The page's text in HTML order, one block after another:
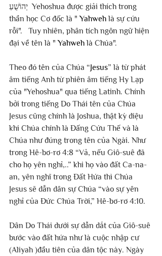
יְהוֹשֻׁעַ  Yehoshua được giải thích trong
thần học Cơ đốc là " Yahweh là sự cứu
rỗi".   Tuy nhiên, phân tích ngôn ngữ hiện
đại về tên là " Yahweh là Chúa".
Theo đó tên của Chúa “Jesus” là từ phát
âm tiếng Anh từ phiên âm tiếng Hy Lạp
của "Yehoshua" qua tiếng Latinh. Chính
bởi trong tiếng Do Thái tên của Chúa
Jesus cũng chính là Joshua, thật kỳ diệu
khi Chúa chính là Đấng Cứu Thế và là
Chúa như đúng trong tên của Ngài. Như
trong Hê-bơ-rơ 4:8 “Vả, nếu Giô-suê đã
cho họ yên nghỉ,..” khi họ vào đất Ca-na-
an, yên nghĩ trong Đất Hứa thì Chúa
Jesus sẽ dẫn dân sự Chúa “vào sự yên
nghỉ của Đức Chúa Trời,” Hê-bơ-rơ 4:10.
Dân Do Thái dưới sự dẫn dắt của Giô-suê
bước vào đất hứa như là cuộc nhập cư
(Aliyah )đầu tiên của dân tộc này. Ngày